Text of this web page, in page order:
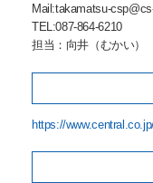
Mail:takamatsu-
TEL:087-864-6210
担当：向井（むかい）
https://